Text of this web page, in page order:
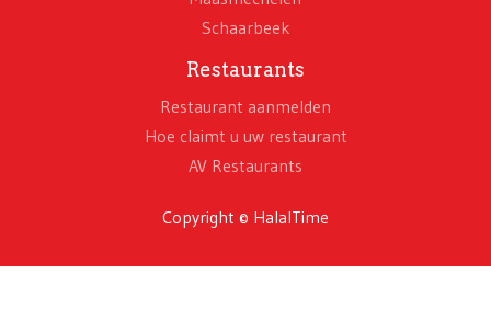
Schaarbeek
Restaurants
Restaurant aanmelden
Hoe claimt u uw restaurant
AV Restaurants
Copyright © HalalTime